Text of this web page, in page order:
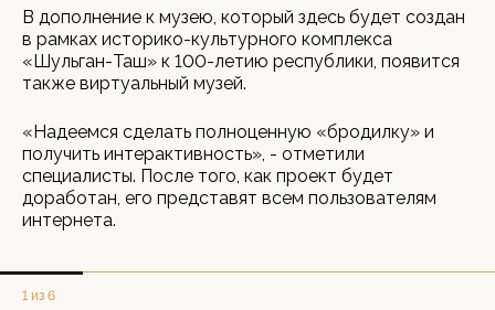
В дополнение к музею, который здесь будет создан
в рамках историко-культурного комплекса
«Шульган-Таш» к 100-летию республики, появится
также виртуальный музей.
«Надеемся сделать полноценную «бродилку» и
получить интерактивность», - отметили
специалисты. После того, как проект будет
доработан, его представят всем пользователям
интернета.
1 из 6